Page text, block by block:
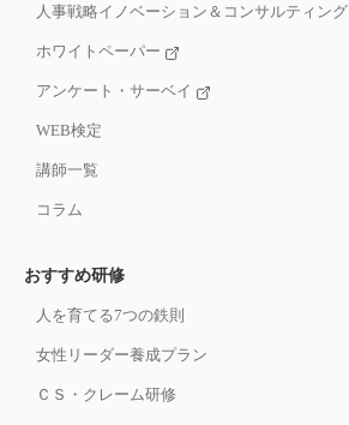
人事戦略イノベーション＆コンサルティング
ホワイトペーパー
アンケート・サーベイ
WEB検定
講師一覧
コラム
おすすめ研修
人を育てる7つの鉄則
女性リーダー養成プラン
ＣＳ・クレーム研修